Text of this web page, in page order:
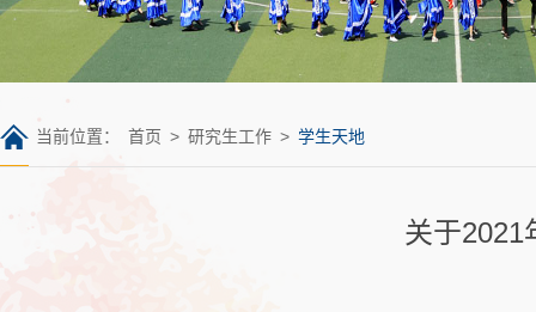
当前位置： 首页 > 研究生工作 > 学生天地
关于2021